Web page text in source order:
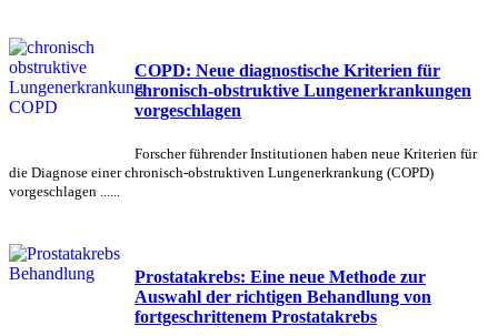
COPD: Neue diagnostische Kriterien für
chronisch-obstruktive Lungenerkrankungen
vorgeschlagen
Forscher führender Institutionen haben neue Kriterien für
die Diagnose einer chronisch-obstruktiven Lungenerkrankung (COPD)
vorgeschlagen ......
Prostatakrebs: Eine neue Methode zur
Auswahl der richtigen Behandlung von
fortgeschrittenem Prostatakrebs